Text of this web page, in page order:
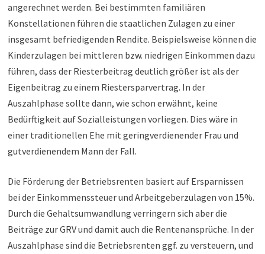
angerechnet werden. Bei bestimmten familiären
Konstellationen führen die staatlichen Zulagen zu einer
insgesamt befriedigenden Rendite. Beispielsweise können die
Kinderzulagen bei mittleren bzw. niedrigen Einkommen dazu
führen, dass der Riesterbeitrag deutlich größer ist als der
Eigenbeitrag zu einem Riestersparvertrag. In der
Auszahlphase sollte dann, wie schon erwähnt, keine
Bedürftigkeit auf Sozialleistungen vorliegen. Dies wäre in
einer traditionellen Ehe mit geringverdienender Frau und
gutverdienendem Mann der Fall.
Die Förderung der Betriebsrenten basiert auf Ersparnissen
bei der Einkommenssteuer und Arbeitgeberzulagen von 15%.
Durch die Gehaltsumwandlung verringern sich aber die
Beiträge zur GRV und damit auch die Rentenansprüche. In der
Auszahlphase sind die Betriebsrenten ggf. zu versteuern, und